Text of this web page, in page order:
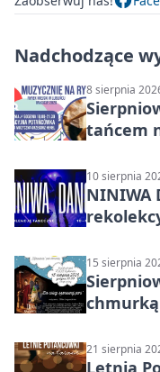
Nadchodzące
8 sierpnia
tańcem
10 sierpnia
NINIWA
15 sierpnia
chmurką
21 sierpnia